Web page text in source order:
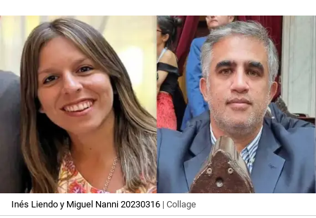
Inés Liendo y Miguel Nanni 20230316 | Collage